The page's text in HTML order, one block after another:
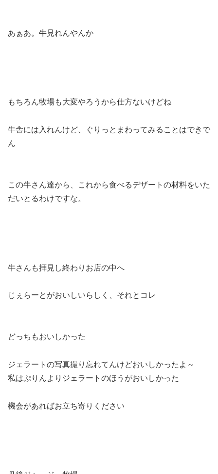
あぁあ。牛見れんやんか
もちろん牧場も大変やろうから仕方ないけどね
牛舎には入れんけど、ぐりっとまわってみることはできで
ん
この牛さん達から、これから食べるデザートの材料をいた
だいとるわけですな。
牛さんも拝見し終わりお店の中へ
じぇらーとがおいしいらしく、それとコレ
どっちもおいしかった
ジェラートの写真撮り忘れてんけどおいしかったよ～
私はぷりんよりジェラートのほうがおいしかった
機会があればお立ち寄りください